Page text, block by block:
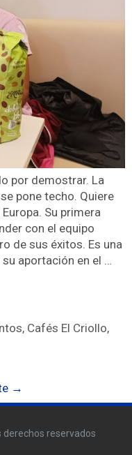
por demostrar. La
pone techo. Quiere
Su primera
con el equipo
de sus éxitos. Es una
aportación en el …
, Cafés El Criollo,
→
derechos reservados